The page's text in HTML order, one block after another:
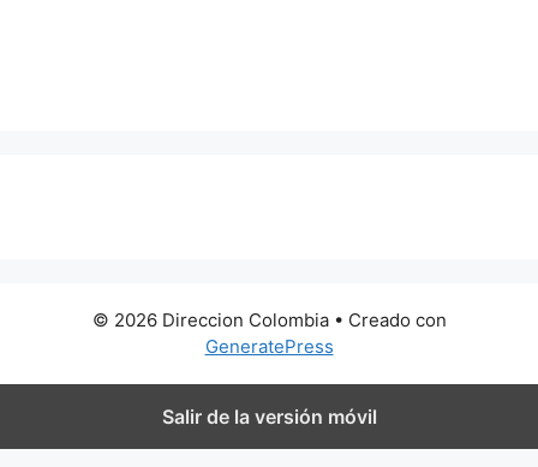
© 2026 Direccion Colombia• Creado con
GeneratePress
Salir de la versión móvil